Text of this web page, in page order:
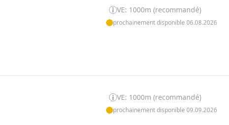
VE: 1000m (recommandé)
prochainement disponible 06.08.2026
VE: 1000m (recommandé)
prochainement disponible 09.09.2026